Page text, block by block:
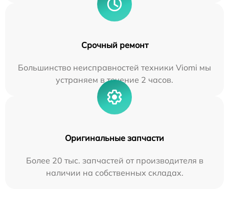
Срочный ремонт
Большинство неисправностей техники Viomi мы
устраняем в течение 2 часов.
Оригинальные запчасти
Более 20 тыс. запчастей от производителя в
наличии на собственных складах.